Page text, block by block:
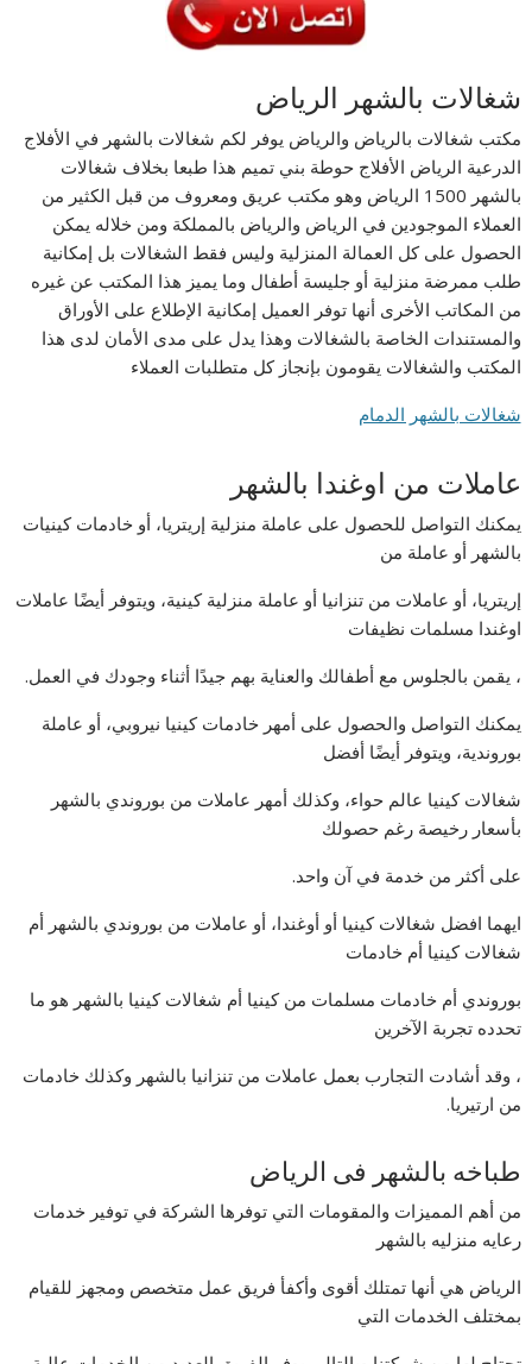
شغالات بالشهر الرياض
مكتب شغالات بالرياض والرياض يوفر لكم شغالات بالشهر في الأفلاج
الدرعية الرياض الأفلاج حوطة بني تميم هذا طبعا بخلاف شغالات
بالشهر 1500 الرياض وهو مكتب عريق ومعروف من قبل الكثير من
العملاء الموجودين في الرياض والرياض بالمملكة ومن خلاله يمكن
الحصول على كل العمالة المنزلية وليس فقط الشغالات بل إمكانية
طلب ممرضة منزلية أو جليسة أطفال وما يميز هذا المكتب عن غيره
من المكاتب الأخرى أنها توفر العميل إمكانية الإطلاع على الأوراق
والمستندات الخاصة بالشغالات وهذا يدل على مدى الأمان لدى هذا
المكتب والشغالات يقومون بإنجاز كل متطلبات العملاء
شغالات بالشهر الدمام
عاملات من اوغندا بالشهر
يمكنك التواصل للحصول على عاملة منزلية إريتريا، أو خادمات كينيات
بالشهر أو عاملة من
إريتريا، أو عاملات من تنزانيا أو عاملة منزلية كينية، ويتوفر أيضًا عاملات
اوغندا مسلمات نظيفات
، يقمن بالجلوس مع أطفالك والعناية بهم جيدًا أثناء وجودك في العمل.
يمكنك التواصل والحصول على أمهر خادمات كينيا نيروبي، أو عاملة
بوروندية، ويتوفر أيضًا أفضل
شغالات كينيا عالم حواء، وكذلك أمهر عاملات من بوروندي بالشهر
بأسعار رخيصة رغم حصولك
على أكثر من خدمة في آن واحد.
ايهما افضل شغالات كينيا أو أوغندا، أو عاملات من بوروندي بالشهر أم
شغالات كينيا أم خادمات
بوروندي أم خادمات مسلمات من كينيا أم شغالات كينيا بالشهر هو ما
تحدده تجربة الآخرين
، وقد أشادت التجارب بعمل عاملات من تنزانيا بالشهر وكذلك خادمات
من ارتيريا.
طباخه بالشهر فى الرياض
من أهم المميزات والمقومات التي توفرها الشركة في توفير خدمات
رعايه منزليه بالشهر
الرياض هي أنها تمتلك أقوى وأكفأ فريق عمل متخصص ومجهز للقيام
بمختلف الخدمات التي